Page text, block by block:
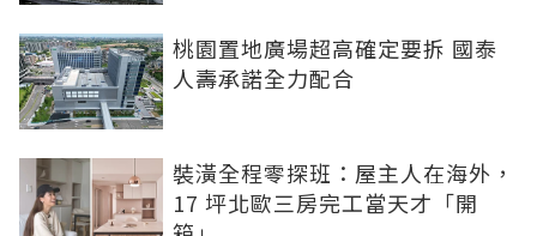
桃園置地廣場超高確定要拆 國泰
人壽承諾全力配合
裝潢全程零探班：屋主人在海外，
17 坪北歐三房完工當天才「開